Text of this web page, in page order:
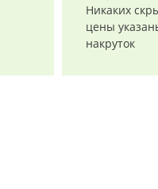
Никаких
цены
накруток